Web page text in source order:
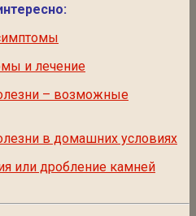
и лечение
– возможные
в домашних условиях
или дробление камней